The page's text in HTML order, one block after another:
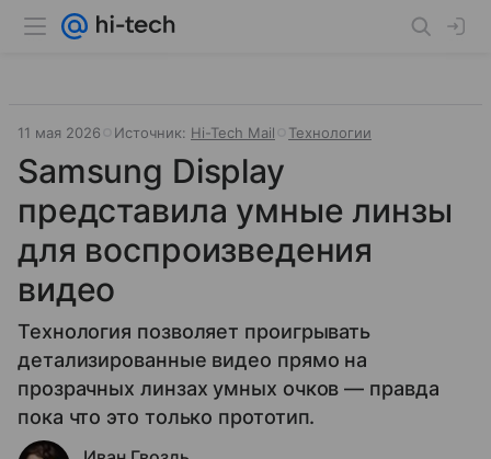
11 мая 2026 Источник: Hi-Tech Mail Технологии
Samsung Display
представила умные линзы
для воспроизведения
видео
Технология позволяет проигрывать
детализированные видео прямо на
прозрачных линзах умных очков — правда
пока что это только прототип.